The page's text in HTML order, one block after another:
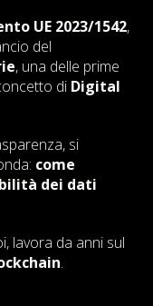
UE 2023/1542,
del
, una delle prime
di Digital
si
come
dei dati
lavora da anni sul
.